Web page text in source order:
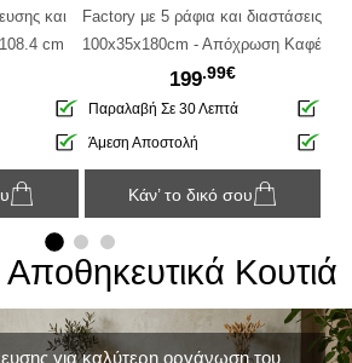
και
cm
Factory με 5 ράφια και διαστάσεις
100x35x180cm - Aπόχρωση Καφέ
199.99€
Παραλαβή Σε 30 Λεπτά
Άμεση Αποστολή
Κάν’ το δικό σου
Κουτιά
για καλύτερη οργάνωση του